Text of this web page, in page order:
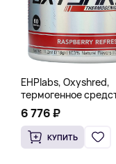
EHPlabs, Oxyshred,
термогенное
сжигания жира,
освежение, 318 г
6 776 ₽
КУПИТЬ